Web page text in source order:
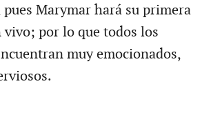
pues Marymar hará su primera
vivo; por lo que todos los
muy emocionados,